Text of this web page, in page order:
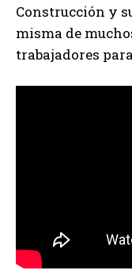
Construcción y
misma de
trabajadores